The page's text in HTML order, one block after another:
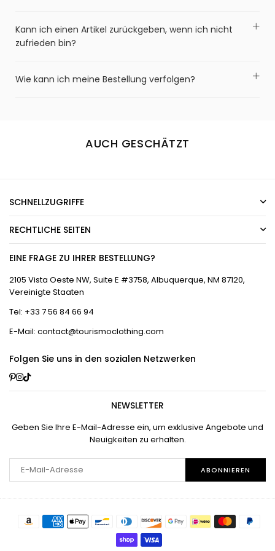
Kann ich einen Artikel zurückgeben, wenn ich nicht
zufrieden bin?
Wie kann ich meine Bestellung verfolgen?
AUCH GESCHÄTZT
SCHNELLZUGRIFFE
RECHTLICHE SEITEN
EINE FRAGE ZU IHRER BESTELLUNG?
2105 Vista Oeste NW, Suite E #3758, Albuquerque, NM 87120,
Vereinigte Staaten
Tel: +33 7 56 84 66 94
E-Mail: contact@tourismoclothing.com
Folgen Sie uns in den sozialen Netzwerken
Pinterest
Instagram
TikTok
NEWSLETTER
Geben Sie Ihre E-Mail-Adresse ein, um exklusive Angebote und
Neuigkeiten zu erhalten.
ABONNIEREN